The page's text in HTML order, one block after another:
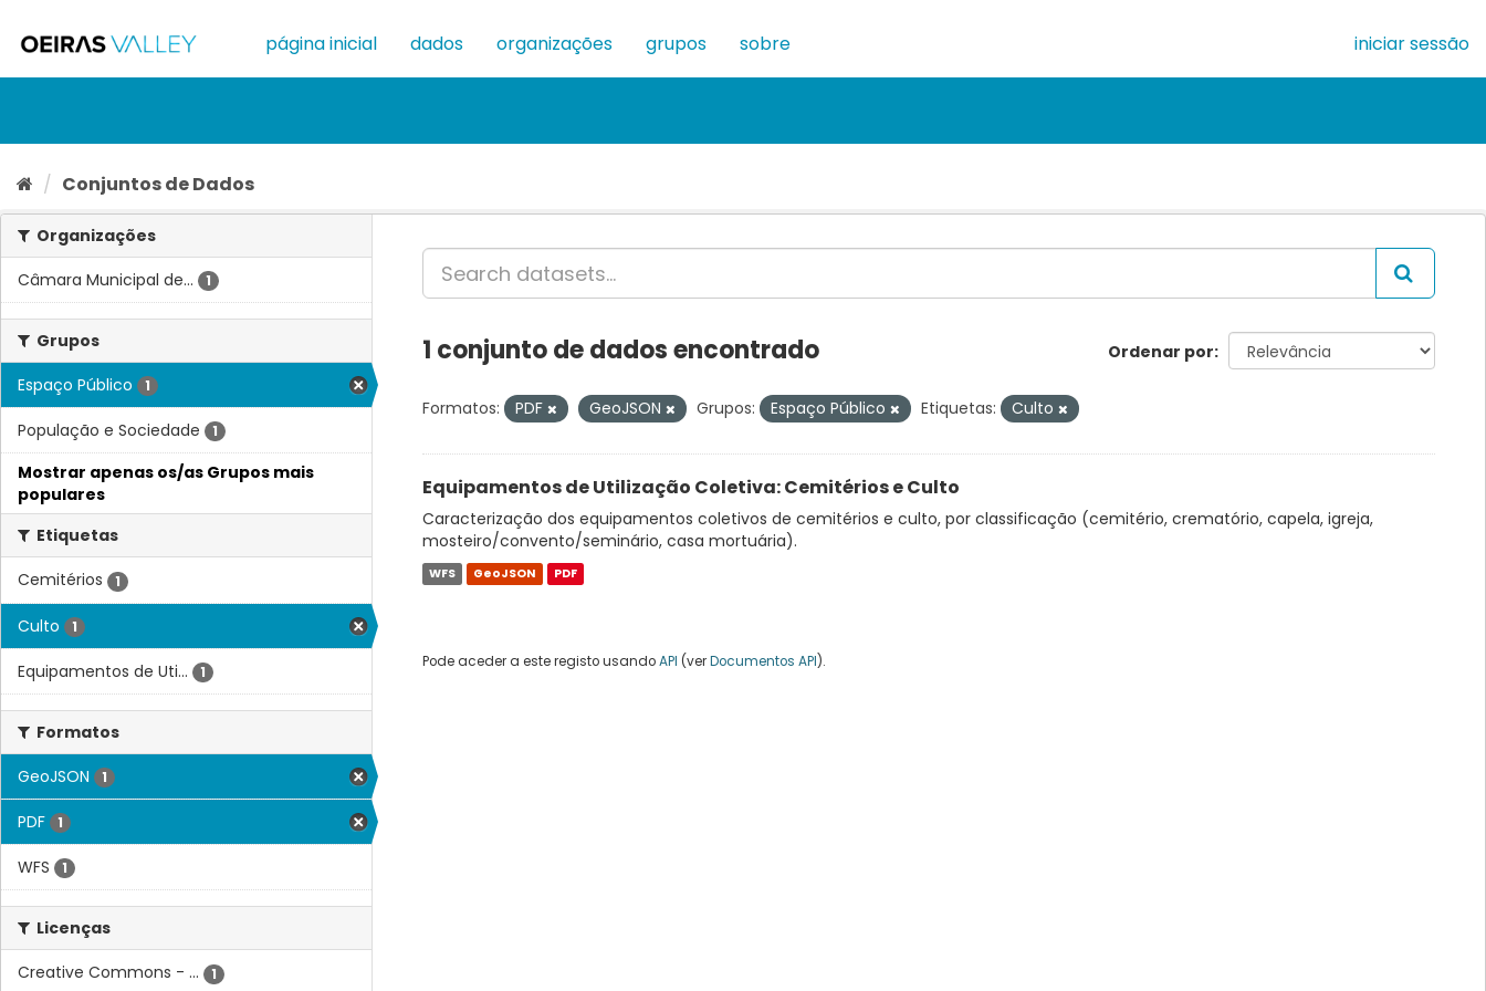
para
conteúdo
página inicial dados organizações grupos sobre iniciar sessão
Conjuntos de Dados
Organizações
Câmara Municipal de...
1
Grupos
Espaço Público
1
População e Sociedade 1
Mostrar apenas os/as Grupos mais
populares
Etiquetas
Cemitérios
1
Culto 1
Equipamentos de Uti... 1
Formatos
GeoJSON
1
PDF 1
WFS 1
Licenças
Creative Commons - ...
1
Ordenar por
1 conjunto de dados encontrado
Formatos: PDF GeoJSON Grupos: Espaço Público Etiquetas: Culto
Equipamentos de Utilização Coletiva: Cemitérios e Culto
Caracterização dos equipamentos coletivos de cemitérios e culto, por classificação (cemitério, crematório, capela, igreja,
mosteiro/convento/seminário, casa mortuária).
WFS GeoJSON PDF
Pode aceder a este registo usandoAPI (verDocumentos API).